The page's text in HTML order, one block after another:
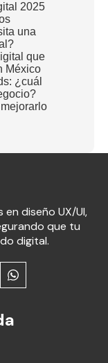
2025
una
que
México
¿cuál
diseño UX/UI,
que tu
digital.